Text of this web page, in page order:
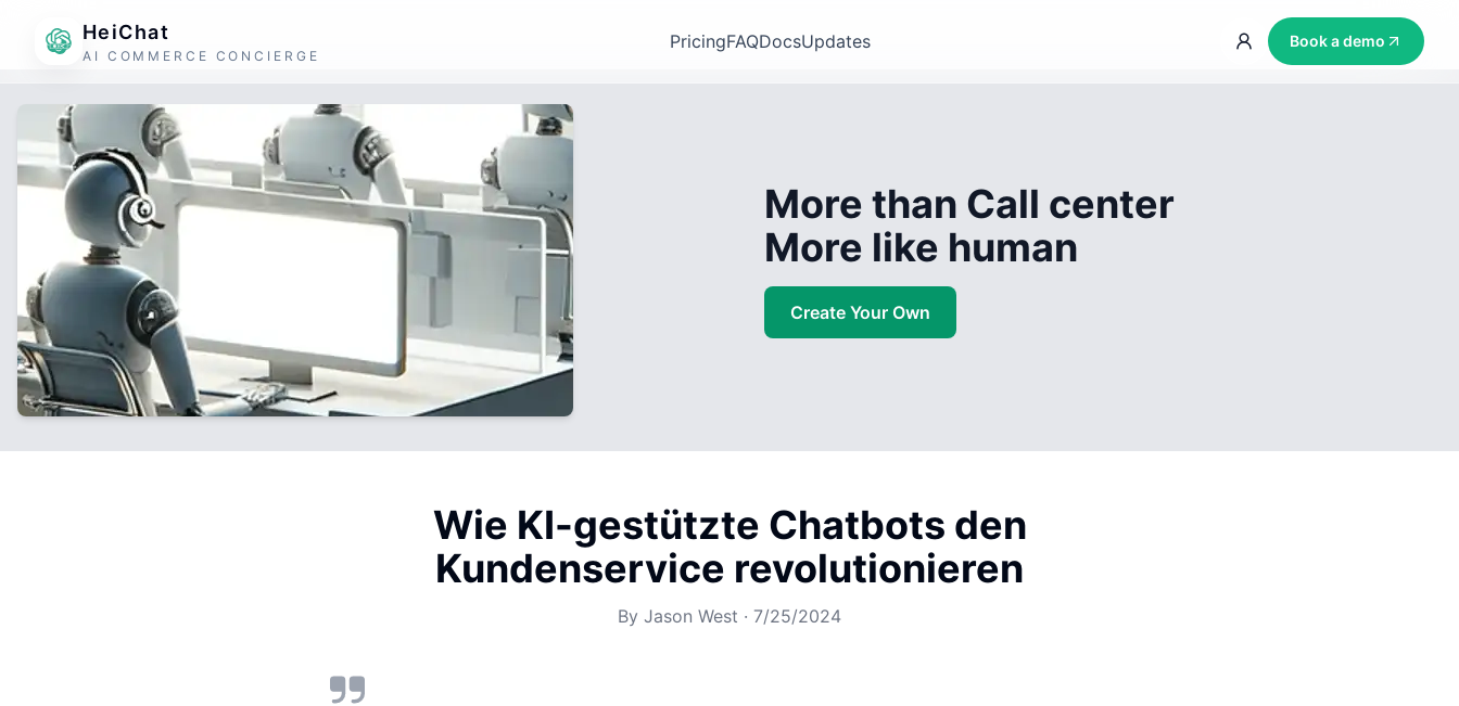
HeiChat
AI COMMERCE CONCIERGE
PricingFAQDocsUpdates Book a demo
More than Call center
More like human
Create Your Own
Wie KI-gestützte Chatbots den
Kundenservice revolutionieren
By Jason West · 7/25/2024